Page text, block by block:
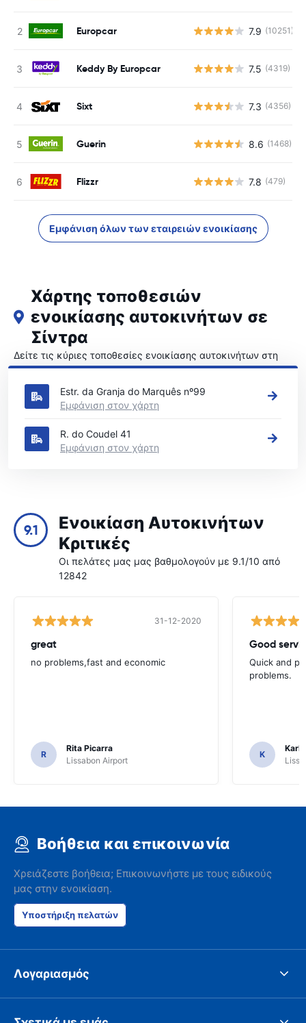
Europcar 7.9 (10251)
Keddy By Europcar 7.5 (4319)
Sixt 7.3 (4356)
Guerin 8.6 (1468)
Flizzr 7.8 (479)
Εμφάνιση όλων των εταιρειών ενοικίασης
Χάρτης τοποθεσιών
ενοικίασης αυτοκινήτων σε
Σίντρα
Δείτε τις κύριες τοποθεσίες ενοικίασης αυτοκινήτων στη
Σίντρα
Estr. da Granja do Marquês nº99
Εμφάνιση στον χάρτη
R. do Coudel 41
Εμφάνιση στον χάρτη
9.1
Ενοικίαση Αυτοκινήτων
Κριτικές
Οι πελάτες μας μας βαθμολογούν με 9.1/10 από
12842
31-12-2020
great
no problems,fast and economic
R
Rita Picarra
Lissabon Airport
Good
Quick and
problems.
K
Karl
Βοήθεια και επικοινωνία
Χρειάζεστε βοήθεια; Επικοινωνήστε με τους ειδικούς
μας στην ενοικίαση.
Υποστήριξη πελατών
Λογαριασμός